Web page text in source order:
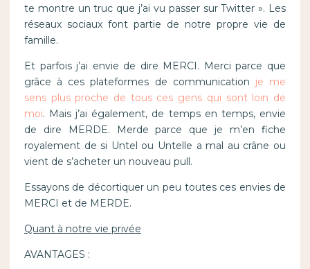
te montre un truc que j’ai vu passer sur Twitter ». Les
réseaux sociaux font partie de notre propre vie de
famille.
Et parfois j’ai envie de dire MERCI. Merci parce que
grâce à ces plateformes de communication je me
sens plus proche de tous ces gens qui sont loin de
moi. Mais j’ai également, de temps en temps, envie
de dire MERDE. Merde parce que je m’en fiche
royalement de si Untel ou Untelle a mal au crâne ou
vient de s’acheter un nouveau pull.
Essayons de décortiquer un peu toutes ces envies de
MERCI et de MERDE.
Quant à notre vie privée
AVANTAGES :